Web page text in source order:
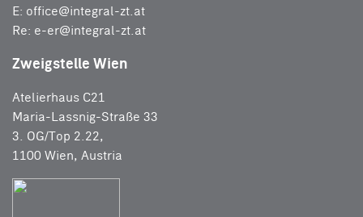
E: office@integral-zt.at
Re: e-er@integral-zt.at
Zweigstelle Wien
Atelierhaus C21
Maria-Lassnig-Straße 33
3. OG/Top 2.22,
1100 Wien, Austria